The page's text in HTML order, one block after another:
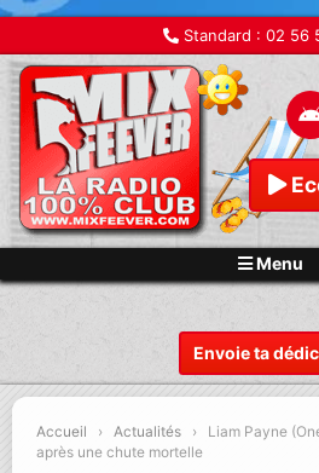
Standard : 02 56
Menu
Envoie ta
Accueil › Actualités ›
Liam Payne
après une chute mortelle